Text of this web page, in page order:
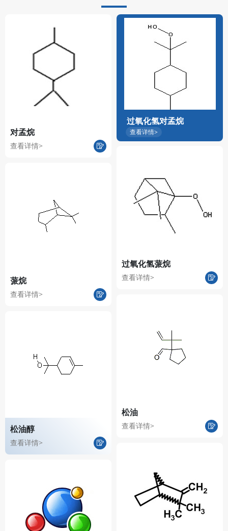
对孟烷
查看详情>
过氧化氢对孟烷
查看详情>
蒎烷
查看详情>
过氧化氢蒎烷
查看详情>
松油醇
查看详情>
松油
查看详情>